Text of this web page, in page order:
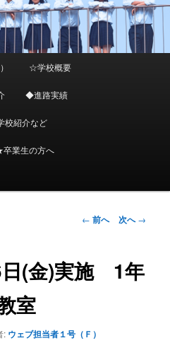
☆学校概要
◆進路実績
校紹介など
業生の方へ
投
ビ
ゲ
ン
← 前へ 次へ→
日(金)実施 1年
室
: ウェブ担当者１号（Ｆ）